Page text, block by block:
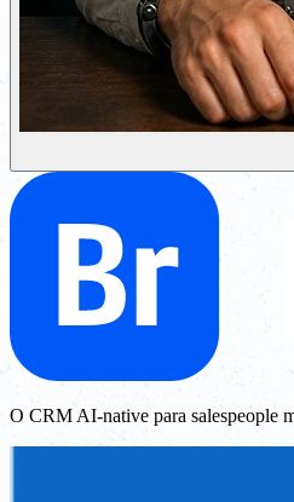
O CRM AI-native para salespeople